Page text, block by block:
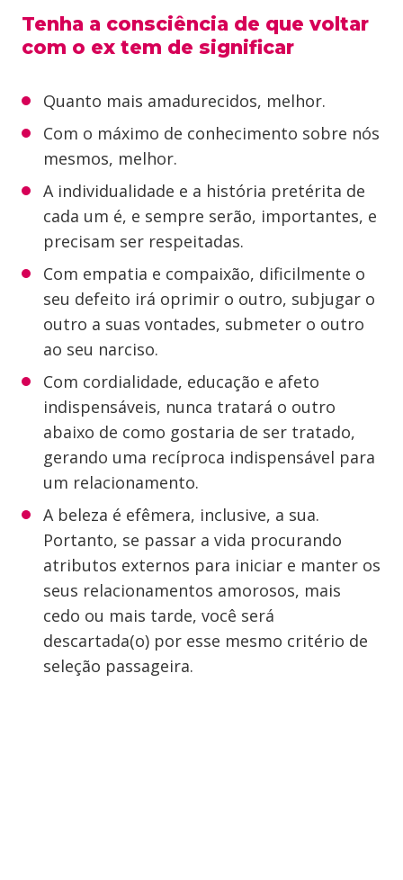
Tenha a consciência de que voltar
com o ex tem de significar
Quanto mais amadurecidos, melhor.
Com o máximo de conhecimento sobre nós
mesmos, melhor.
A individualidade e a história pretérita de
cada um é, e sempre serão, importantes, e
precisam ser respeitadas.
Com empatia e compaixão, dificilmente o
seu defeito irá oprimir o outro, subjugar o
outro a suas vontades, submeter o outro
ao seu narciso.
Com cordialidade, educação e afeto
indispensáveis, nunca tratará o outro
abaixo de como gostaria de ser tratado,
gerando uma recíproca indispensável para
um relacionamento.
A beleza é efêmera, inclusive, a sua.
Portanto, se passar a vida procurando
atributos externos para iniciar e manter os
seus relacionamentos amorosos, mais
cedo ou mais tarde, você será
descartada(o) por esse mesmo critério de
seleção passageira.